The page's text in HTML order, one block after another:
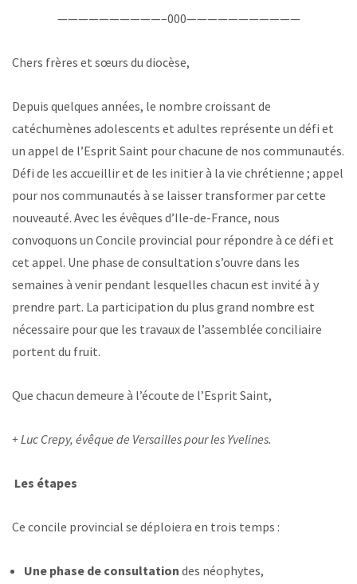
——————————–000———————————
Chers frères et sœurs du diocèse,
Depuis quelques années, le nombre croissant de
catéchumènes adolescents et adultes représente un défi et
un appel de l’Esprit Saint pour chacune de nos communautés.
Défi de les accueillir et de les initier à la vie chrétienne ; appel
pour nos communautés à se laisser transformer par cette
nouveauté. Avec les évêques d’Ile-de-France, nous
convoquons un Concile provincial pour répondre à ce défi et
cet appel. Une phase de consultation s’ouvre dans les
semaines à venir pendant lesquelles chacun est invité à y
prendre part. La participation du plus grand nombre est
nécessaire pour que les travaux de l’assemblée conciliaire
portent du fruit.
Que chacun demeure à l’écoute de l’Esprit Saint,
+ Luc Crepy, évêque de Versailles pour les Yvelines.
Les étapes
Ce concile provincial se déploiera en trois temps :
Une phase de consultation des néophytes,